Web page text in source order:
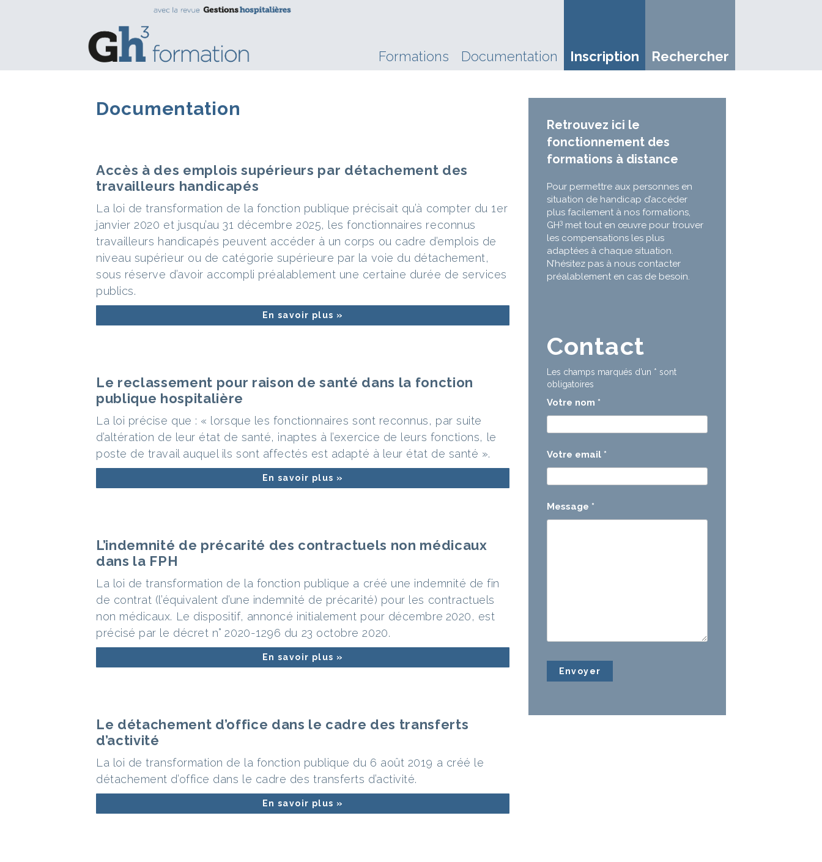
Formations Documentation Inscription Rechercher
Documentation
Accès à des emplois supérieurs par détachement des
travailleurs handicapés
La loi de transformation de la fonction publique précisait qu’à compter du 1er
janvier 2020 et jusqu’au 31 décembre 2025, les fonctionnaires reconnus
travailleurs handicapés peuvent accéder à un corps ou cadre d’emplois de
niveau supérieur ou de catégorie supérieure par la voie du détachement,
sous réserve d’avoir accompli préalablement une certaine durée de services
publics.
En savoir plus »
Le reclassement pour raison de santé dans la fonction
publique hospitalière
La loi précise que : « lorsque les fonctionnaires sont reconnus, par suite
d’altération de leur état de santé, inaptes à l’exercice de leurs fonctions, le
poste de travail auquel ils sont affectés est adapté à leur état de santé ».
En savoir plus »
L’indemnité de précarité des contractuels non médicaux
dans la FPH
La loi de transformation de la fonction publique a créé une indemnité de fin
de contrat (l’équivalent d’une indemnité de précarité) pour les contractuels
non médicaux. Le dispositif, annoncé initialement pour décembre 2020, est
précisé par le décret n° 2020-1296 du 23 octobre 2020.
En savoir plus »
Le détachement d’office dans le cadre des transferts
d’activité
La loi de transformation de la fonction publique du 6 août 2019 a créé le
détachement d’office dans le cadre des transferts d’activité.
En savoir plus »
Retrouvez ici le
fonctionnement des
formations à distance
Pour permettre aux personnes en
situation de handicap d’accéder
plus facilement à nos formations,
GH3met tout en œuvre pour trouver
les compensations les plus
adaptées à chaque situation.
N’hésitez pas à nous contacter
préalablement en cas de besoin.
Contact
Les champs marqués d’un * sont
obligatoires
Votre nom *
Votre email *
Message *